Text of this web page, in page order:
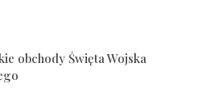
obchody Święta Wojska